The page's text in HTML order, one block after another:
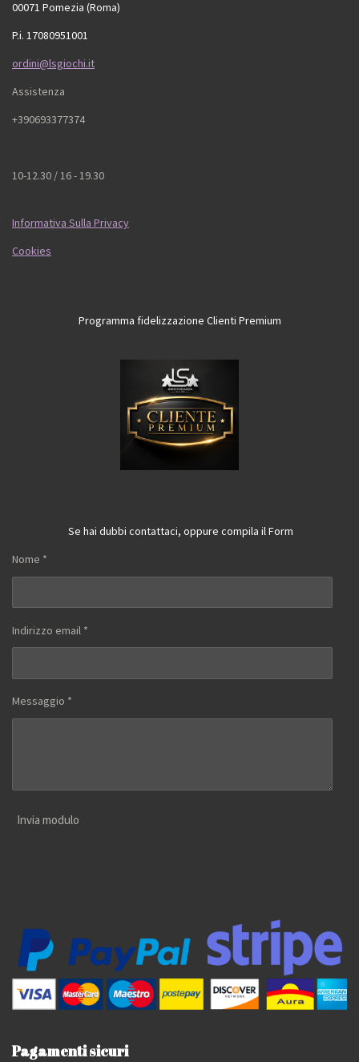
00071 Pomezia (Roma)
P.i. 17080951001
ordini@lsgiochi.it
Assistenza
+390693377374
10-12.30 / 16 - 19.30
Informativa Sulla Privacy
Cookies
Programma fidelizzazione Clienti Premium
Se hai dubbi contattaci, oppure compila il Form
Nome *
Indirizzo email *
Messaggio *
Invia modulo
Pagamenti sicuri